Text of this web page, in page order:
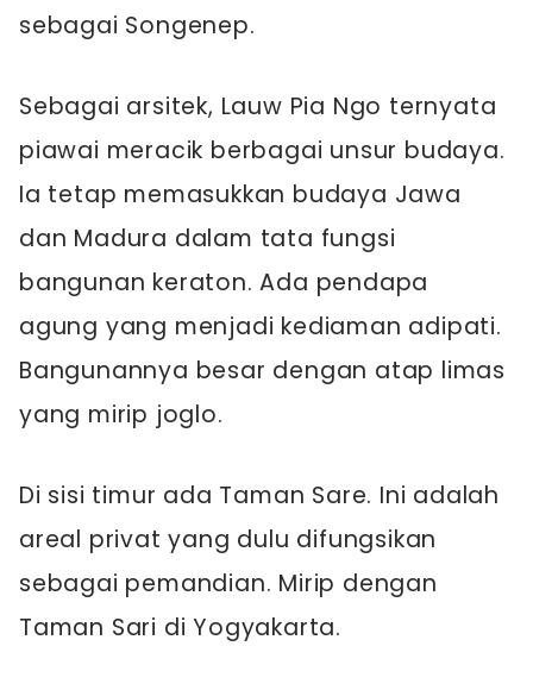
sebagai Songenep.
Sebagai arsitek, Lauw Pia Ngo ternyata
piawai meracik berbagai unsur budaya.
Ia tetap memasukkan budaya Jawa
dan Madura dalam tata fungsi
bangunan keraton. Ada pendapa
agung yang menjadi kediaman adipati.
Bangunannya besar dengan atap limas
yang mirip joglo.
Di sisi timur ada Taman Sare. Ini adalah
areal privat yang dulu difungsikan
sebagai pemandian. Mirip dengan
Taman Sari di Yogyakarta.